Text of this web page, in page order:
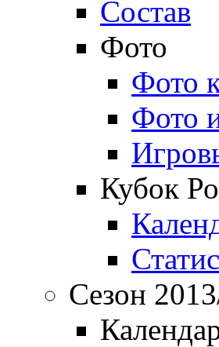
Состав
Фото
Фото
Фото
Кубок
Сезон